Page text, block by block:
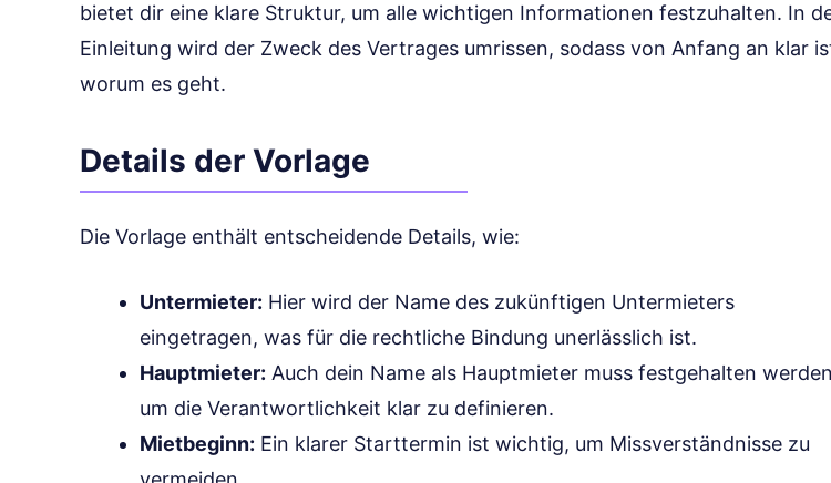
bietet dir eine klare Struktur, um alle wichtigen Informationen festzuhalten. In
Einleitung wird der Zweck des Vertrages umrissen, sodass von Anfang an klar
worum es geht.
Details der Vorlage
Die Vorlage enthält entscheidende Details, wie:
Untermieter: Hier wird der Name des zukünftigen Untermieters
eingetragen, was für die rechtliche Bindung unerlässlich ist.
Hauptmieter: Auch dein Name als Hauptmieter muss festgehalten
um die Verantwortlichkeit klar zu definieren.
Mietbeginn: Ein klarer Starttermin ist wichtig, um Missverständnisse zu